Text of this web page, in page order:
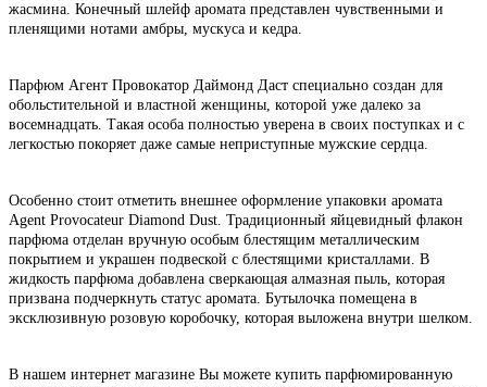
жасмина. Конечный шлейф аромата представлен чувственными и
пленящими нотами амбры, мускуса и кедра.
Парфюм Агент Провокатор Даймонд Даст специально создан для
обольстительной и властной женщины, которой уже далеко за
восемнадцать. Такая особа полностью уверена в своих поступках и с
легкостью покоряет даже самые неприступные мужские сердца.
Особенно стоит отметить внешнее оформление упаковки аромата
Agent Provocateur Diamond Dust. Традиционный яйцевидный флакон
парфюма отделан вручную особым блестящим металлическим
покрытием и украшен подвеской с блестящими кристаллами. В
жидкость парфюма добавлена сверкающая алмазная пыль, которая
призвана подчеркнуть статус аромата. Бутылочка помещена в
эксклюзивную розовую коробочку, которая выложена внутри шелком.
В нашем интернет магазине Вы можете купить парфюмированную